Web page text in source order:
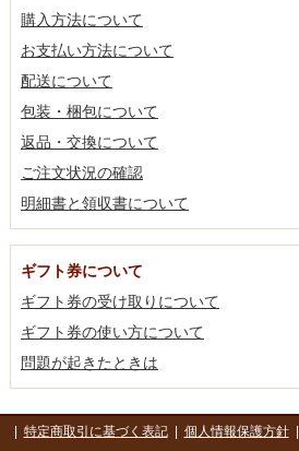
購入方法について
お支払い方法について
配送について
包装・梱包について
返品・交換について
ご注文状況の確認
明細書と領収書について
ギフト券について
ギフト券の受け取りについて
ギフト券の使い方について
問題が起きたときは
特定商取引に基づく表記| 個人情報保護方針|